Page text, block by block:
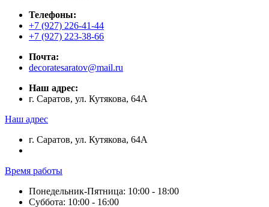
Телефоны:
+7 (927) 226-41-44
+7 (927) 223-38-66
Почта:
decoratesaratov@mail.ru
Наш адрес:
г. Саратов, ул. Кутякова, 64А
Наш адрес
г. Саратов, ул. Кутякова, 64А
Время работы
Понедельник-Пятница: 10:00 - 18:00
Суббота: 10:00 - 16:00